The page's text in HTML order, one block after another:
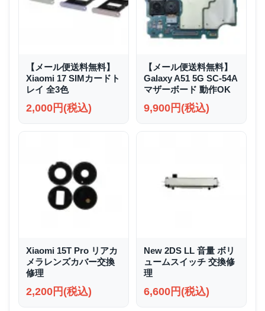
【メール便送料無料】
Xiaomi 17 SIMカードト
レイ 全3色
2,000円(税込)
【メール便送料無料】
Galaxy A51 5G SC-54A
マザーボード 動作OK
9,900円(税込)
Xiaomi 15T Pro リアカ
メラレンズカバー交換
修理
2,200円(税込)
New 2DS LL 音量 ボリ
ュームスイッチ 交換修
理
6,600円(税込)